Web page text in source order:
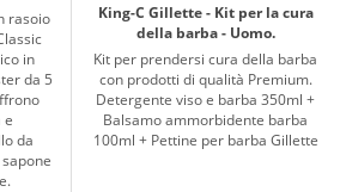
rasoio
in
da 5
e
da
King-C Gillette - Kit per la cura
della barba - Uomo.
Kit per prendersi cura della barba
con prodotti di qualità Premium.
Detergente viso e barba 350ml +
Balsamo ammorbidente barba
100ml + Pettine per barba Gillette